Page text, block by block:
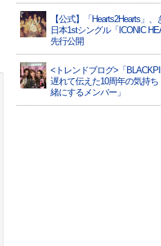
【公式】「Hearts2Hearts」、
日本1stシングル「ICONIC
先行公開
<トレンドブログ>「
遅れて伝えた10周年の気持
緒にするメンバー」